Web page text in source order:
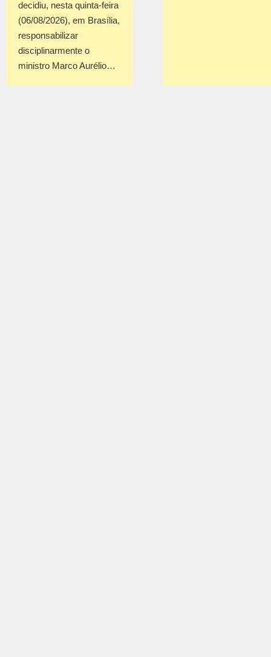
decidiu, nesta quinta-feira
(06/08/2026), em Brasília,
responsabilizar
disciplinarmente o
ministro Marco Aurélio…